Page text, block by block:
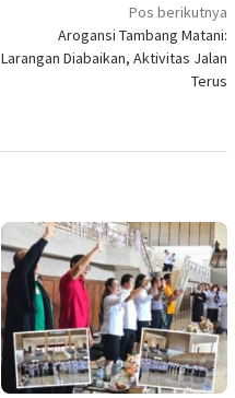
Pos berikutnya
Arogansi Tambang Matani:
Larangan Diabaikan, Aktivitas Jalan
Terus